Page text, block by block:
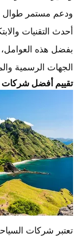
ودعم مستمر طوال
أحدث التقنيات
بفضل هذه
الجهات الرسمية
تقييم أفضل شركات
تعتبر شركات